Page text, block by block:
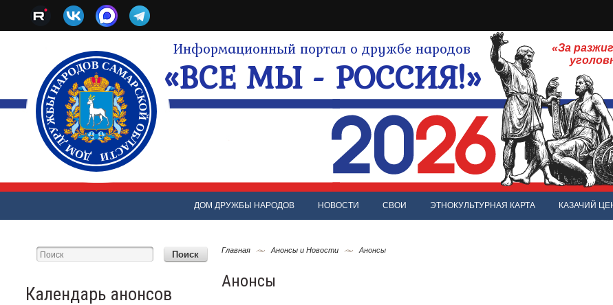
Информационный портал о дружбе народов
«ВСЕ МЫ - РОССИЯ!»
«За
ДОМ ДРУЖБЫ НАРОДОВ НОВОСТИ СВОИ ЭТНОКУЛЬТУРНАЯ КАРТА КАЗАЧИЙ
Календарь анонсов
Главная Анонсы и Новости Анонсы
Анонсы